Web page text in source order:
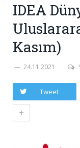
IDEA
Kasım)
24.11.2021
Tweet
+